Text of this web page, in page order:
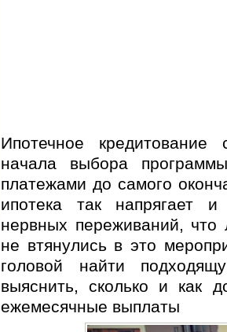
Ипотечное
начала выбора
платежами до самого
ипотека так напрягает
нервных переживаний,
не втянулись в это
головой найти
выяснить, сколько и как
ежемесячные выплаты